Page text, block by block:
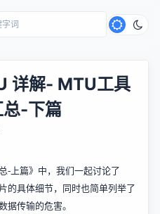
详解- MTU工具
总-下篇
- 上篇》中，我们一起讨论了
的具体细节，同时也简单列举了
据传输的危害。